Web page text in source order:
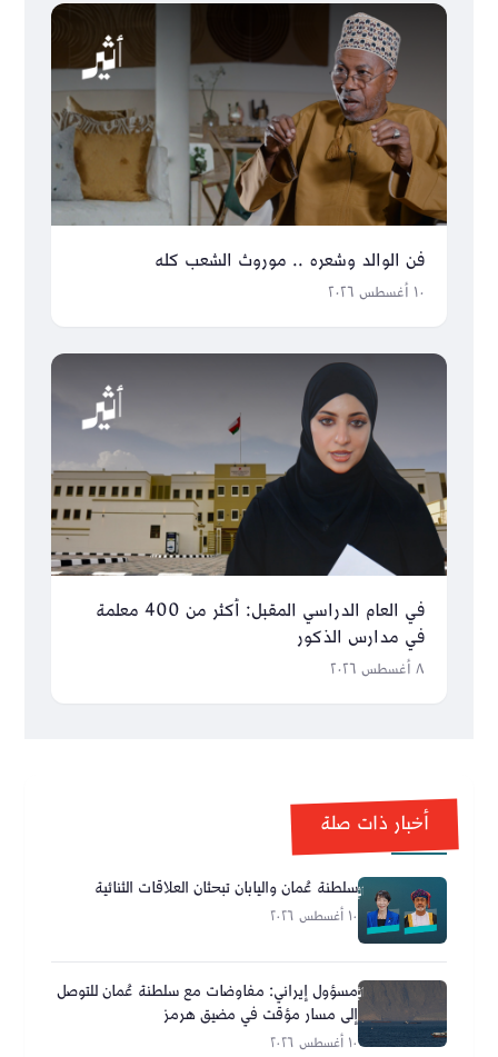
فن الوالد وشعره .. موروث الشعب كله
١٠ أغسطس ٢٠٢٦
في العام الدراسي المقبل: أكثر من 400 معلمة
في مدارس الذكور
٨ أغسطس ٢٠٢٦
أخبار ذات صلة
سلطنة عُمان واليابان تبحثان العلاقات الثنائية
١٠ أغسطس ٢٠٢٦
مسؤول إيراني: مفاوضات مع سلطنة عُمان للتوصل
إلى مسار مؤقت في مضيق هرمز
١٠ أغسطس ٢٠٢٦